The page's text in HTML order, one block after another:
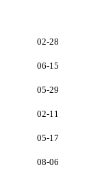
02-28
06-15
05-29
02-11
05-17
08-06